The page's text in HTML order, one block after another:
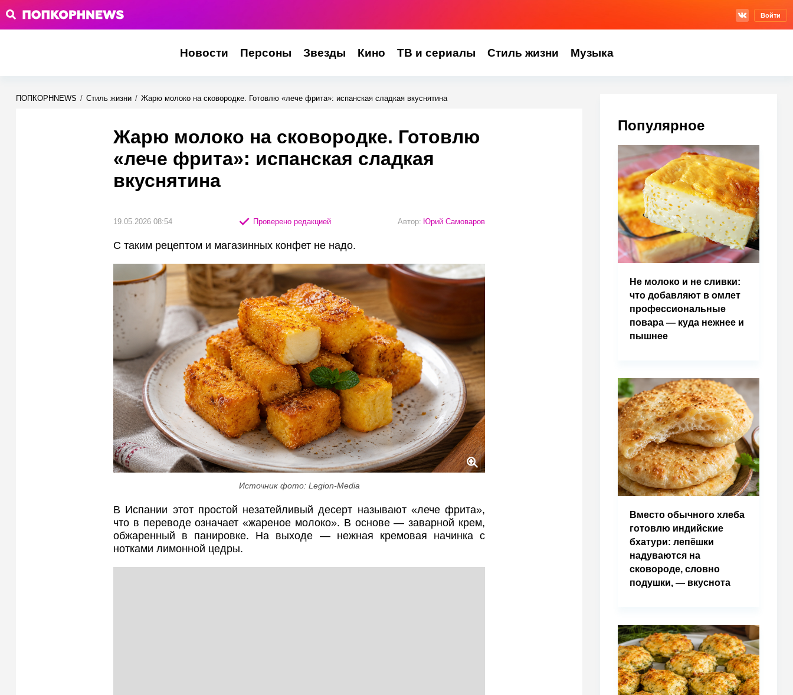
Войти
Новости Персоны Звезды Кино ТВ и сериалы Стиль жизни Музыка
ПОПКОРНNEWS / Стиль жизни / Жарю молоко на сковородке. Готовлю «лече фрита»: испанская сладкая вкуснятина
Жарю молоко на сковородке. Готовлю
«лече фрита»: испанская сладкая
вкуснятина
19.05.2026 08:54 Проверено редакцией Автор: Юрий Самоваров
С таким рецептом и магазинных конфет не надо.
Источник фото: Legion-Media
В Испании этот простой незатейливый десерт называют «лече фрита»,
что в переводе означает «жареное молоко». В основе — заварной крем,
обжаренный в панировке. На выходе — нежная кремовая начинка с
нотками лимонной цедры.
Популярное
Не молоко и не сливки:
что добавляют в омлет
профессиональные
повара — куда нежнее и
пышнее
Вместо обычного хлеба
готовлю индийские
бхатури: лепёшки
надуваются на
сковороде, словно
подушки, — вкуснота